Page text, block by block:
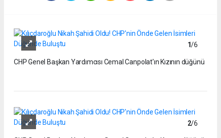
1/6
CHP Genel Başkan Yardımcısı Cemal Canpolat'ın Kızının düğünü
2/6